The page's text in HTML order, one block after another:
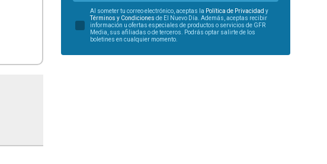
Al someter tu correo electrónico, aceptas la Política de Privacidad y
Términos y Condiciones de El Nuevo Día. Además, aceptas recibir
información u ofertas especiales de productos o servicios de GFR
Media, sus afiliadas o de terceros. Podrás optar salirte de los
boletines en cualquier momento.